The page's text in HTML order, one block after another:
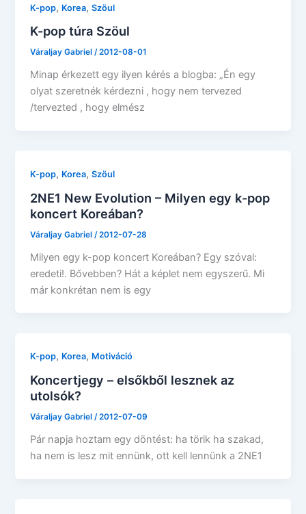
K-pop, Korea,Szöul
K-pop túra Szöul
Váraljay Gabriel/2012-08-01
Minap érkezett egy ilyen kérés a blogba: „Én egy
olyat szeretnék kérdezni , hogy nem tervezed
/tervezted , hogy elmész
K-pop, Korea,Szöul
2NE1 New Evolution – Milyen egy k-pop
koncert Koreában?
Váraljay Gabriel /2012-07-28
Milyen egy k-pop koncert Koreában? Egy szóval:
eredeti!. Bővebben? Hát a képlet nem egyszerű. Mi
már konkrétan nem is egy
K-pop, Korea, Motiváció
Koncertjegy – elsőkből lesznek az
utolsók?
Váraljay Gabriel/2012-07-09
Pár napja hoztam egy döntést: ha törik ha szakad,
ha nem is lesz mit ennünk, ott kell lennünk a 2NE1